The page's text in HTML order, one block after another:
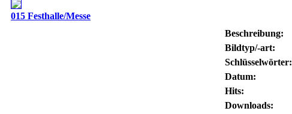
015 Festhalle/Messe
Beschreibung:
Bildtyp/-art:
Schlüsselwörter:
Datum:
Hits:
Downloads: